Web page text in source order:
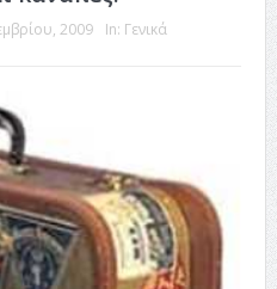
2009 In: Γενικά